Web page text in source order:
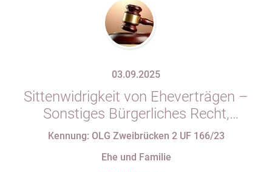
03.09.2025
Sittenwidrigkeit von Eheverträgen –
Sonstiges Bürgerliches Recht,
Familienrecht
Kennung: OLG Zweibrücken 2 UF 166/23
Ehe und Familie